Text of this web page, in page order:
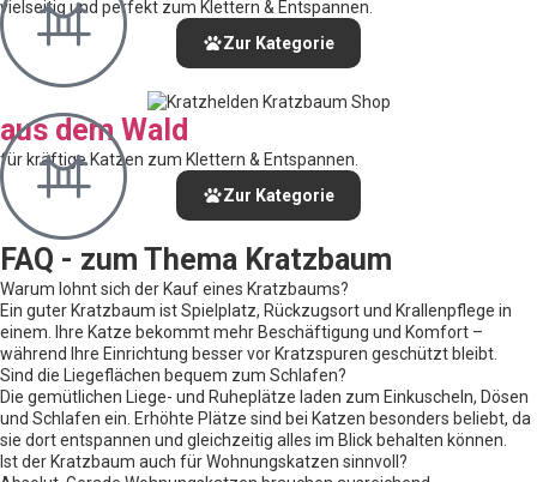
vielseitig und perfekt zum Klettern & Entspannen.
Zur Kategorie
aus dem Wald
für kräftige Katzen zum Klettern & Entspannen.
Zur Kategorie
FAQ - zum Thema Kratzbaum
Warum lohnt sich der Kauf eines Kratzbaums?
Ein guter Kratzbaum ist Spielplatz, Rückzugsort und Krallenpflege in
einem. Ihre Katze bekommt mehr Beschäftigung und Komfort –
während Ihre Einrichtung besser vor Kratzspuren geschützt bleibt.
Sind die Liegeflächen bequem zum Schlafen?
Die gemütlichen Liege- und Ruheplätze laden zum Einkuscheln, Dösen
und Schlafen ein. Erhöhte Plätze sind bei Katzen besonders beliebt, da
sie dort entspannen und gleichzeitig alles im Blick behalten können.
Ist der Kratzbaum auch für Wohnungskatzen sinnvoll?